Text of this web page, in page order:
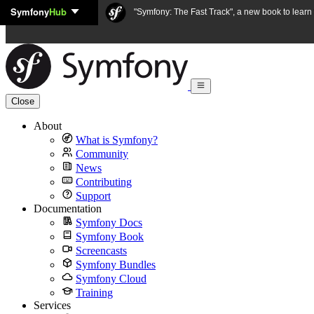
Skip to content
SymfonyHub "Symfony: The Fast Track", a new book to
Close
About
What is Symfony?
Community
News
Contributing
Support
Documentation
Symfony Docs
Symfony Book
Screencasts
Symfony Bundles
Symfony Cloud
Training
Services